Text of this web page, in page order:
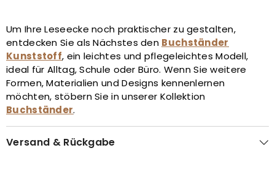
Um Ihre Leseecke noch praktischer zu gestalten,
entdecken Sie als Nächstes den Buchständer
Kunststoff, ein leichtes und pflegeleichtes Modell,
ideal für Alltag, Schule oder Büro. Wenn Sie weitere
Formen, Materialien und Designs kennenlernen
möchten, stöbern Sie in unserer Kollektion
Buchständer.
Versand & Rückgabe